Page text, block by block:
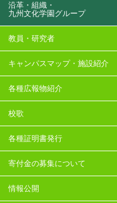
沿革・組織・
九州文化学園グループ
教員・研究者
キャンパスマップ・施設紹介
各種広報物紹介
校歌
各種証明書発行
寄付金の募集について
情報公開